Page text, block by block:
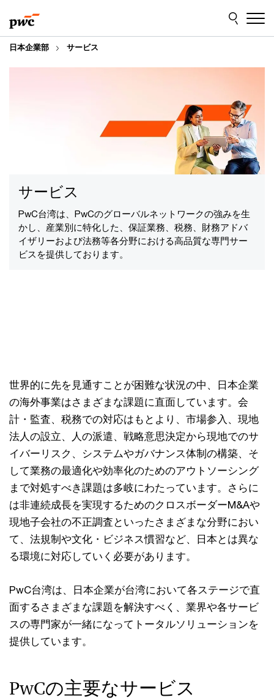
to
content
to
footer
日本企業部 サービス
サービス
PwC台湾は、PwCのグローバルネットワークの強みを生
かし、産業別に特化した、保証業務、税務、財務アドバ
イザリーおよび法務等各分野における高品質な専門サー
ビスを提供しております。
世界的に先を見通すことが困難な状況の中、日本企業
の海外事業はさまざまな課題に直面しています。会
計・監査、税務での対応はもとより、市場参入、現地
法人の設立、人の派遣、戦略意思決定から現地でのサ
イバーリスク、システムやガバナンス体制の構築、そ
して業務の最適化や効率化のためのアウトソーシング
まで対処すべき課題は多岐にわたっています。さらに
は非連続成長を実現するためのクロスボーダーM&Aや
現地子会社の不正調査といったさまざまな分野におい
て、法規制や文化・ビジネス慣習など、日本とは異な
る環境に対応していく必要があります。
PwC台湾は、日本企業が台湾において各ステージで直
面するさまざまな課題を解決すべく、業界や各サービ
スの専門家が一緒になってトータルソリューションを
提供しています。
PwCの主要なサービス